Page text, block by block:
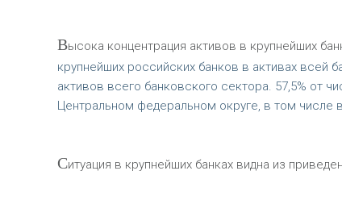
Высока концентрация активов в крупнейших
крупнейших российских банков в активах всей
активов всего банковского сектора. 57,5% от
Центральном федеральном округе, в том числе
Ситуация в крупнейших банках видна из